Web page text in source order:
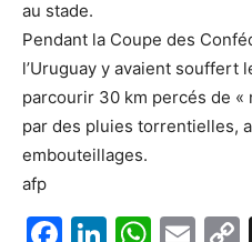
au stade.
Pendant la Coupe des
l’Uruguay y avaient souffert
parcourir 30 km percés de «
par des pluies torrentielles,
embouteillages.
afp